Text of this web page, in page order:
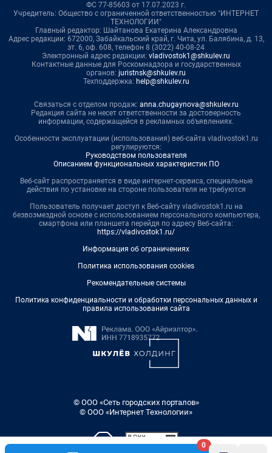
0
ФС 77-85603 от 17.07.2023 г.
Учредитель: Общество с ограниченной ответственностью "ИНТЕРНЕТ
ТЕХНОЛОГИИ"
Главный редактор: Шайтанова Екатерина Александровна
Адрес редакции: 672000, Забайкальский край, г. Чита, ул. Балябина, д. 13,
эт. 6, оф. 608, телефон 8 (3022) 40-08-24
Электронный адрес редакции: vladivostok1@shkulev.ru
Контактные данные для Роскомнадзора и государственных
органов: juristnsk@shkulev.ru
Техподдержка: help@shkulev.ru
Связаться с отделом продаж: anna.chugaynova@shkulev.ru
Редакция сайта не несет ответственности за достоверность
информации, содержащейся в рекламных объявлениях.
Особенности эксплуатации (использования) веб-сайта vladivostok1.ru
регулируются:
Руководством пользователя
Описанием функциональных характеристик ПО
Веб-сайт распространяется в виде интернет-сервиса, специальные
действия по установке на стороне пользователя не требуются
Пользователь получает доступ к Веб-сайту vladivostok1.ru на
безвозмездной основе с использованием персонального компьютера,
смартфона или планшета перейдя по адресу Веб-сайта:
https://vladivostok1.ru/
Информация об ограничениях
Политика использования cookies
Рекомендательные системы
Политика конфиденциальности и обработки персональных данных и
правила использования сайта
© ООО «Сеть городских порталов»
© ООО «Интернет Технологии»